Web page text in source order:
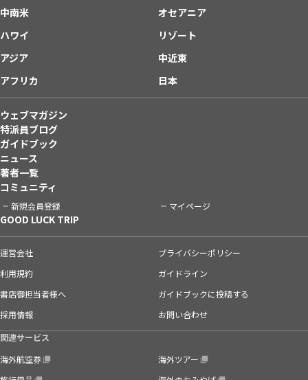
中南米
オセアニア
ハワイ
リゾート
アジア
中近東
アフリカ
日本
ウェブマガジン
特派員ブログ
ガイドブック
ニュース
著者一覧
コミュニティ
新規会員登録 マイページ
GOOD LUCK TRIP
運営会社
プライバシーポリシー
利用規約
ガイドライン
書店御担当者様へ
ガイドブックに投稿する
採用情報
お問い合わせ
関連サービス
海外航空券
海外ツアー